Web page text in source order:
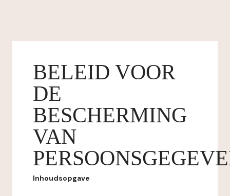
BELEID VOOR
DE
BESCHERMING
VAN
Inhoudsopgave